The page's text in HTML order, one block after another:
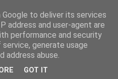
to deliver its services
address and user-agent are
performance and security
generate usage
address abuse.
GOT IT